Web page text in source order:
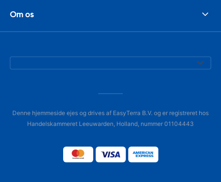
Om os
Denne hjemmeside ejes og drives af EasyTerra B.V. og er registreret hos
Handelskammeret Leeuwarden, Holland, nummer 01104443